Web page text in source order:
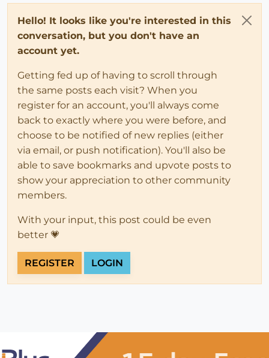
Hello! It looks like you're interested in this
conversation, but you don't have an
account yet.
Getting fed up of having to scroll through
the same posts each visit? When you
register for an account, you'll always come
back to exactly where you were before, and
choose to be notified of new replies (either
via email, or push notification). You'll also be
able to save bookmarks and upvote posts to
show your appreciation to other community
members.
With your input, this post could be even
better 💗
REGISTER LOGIN